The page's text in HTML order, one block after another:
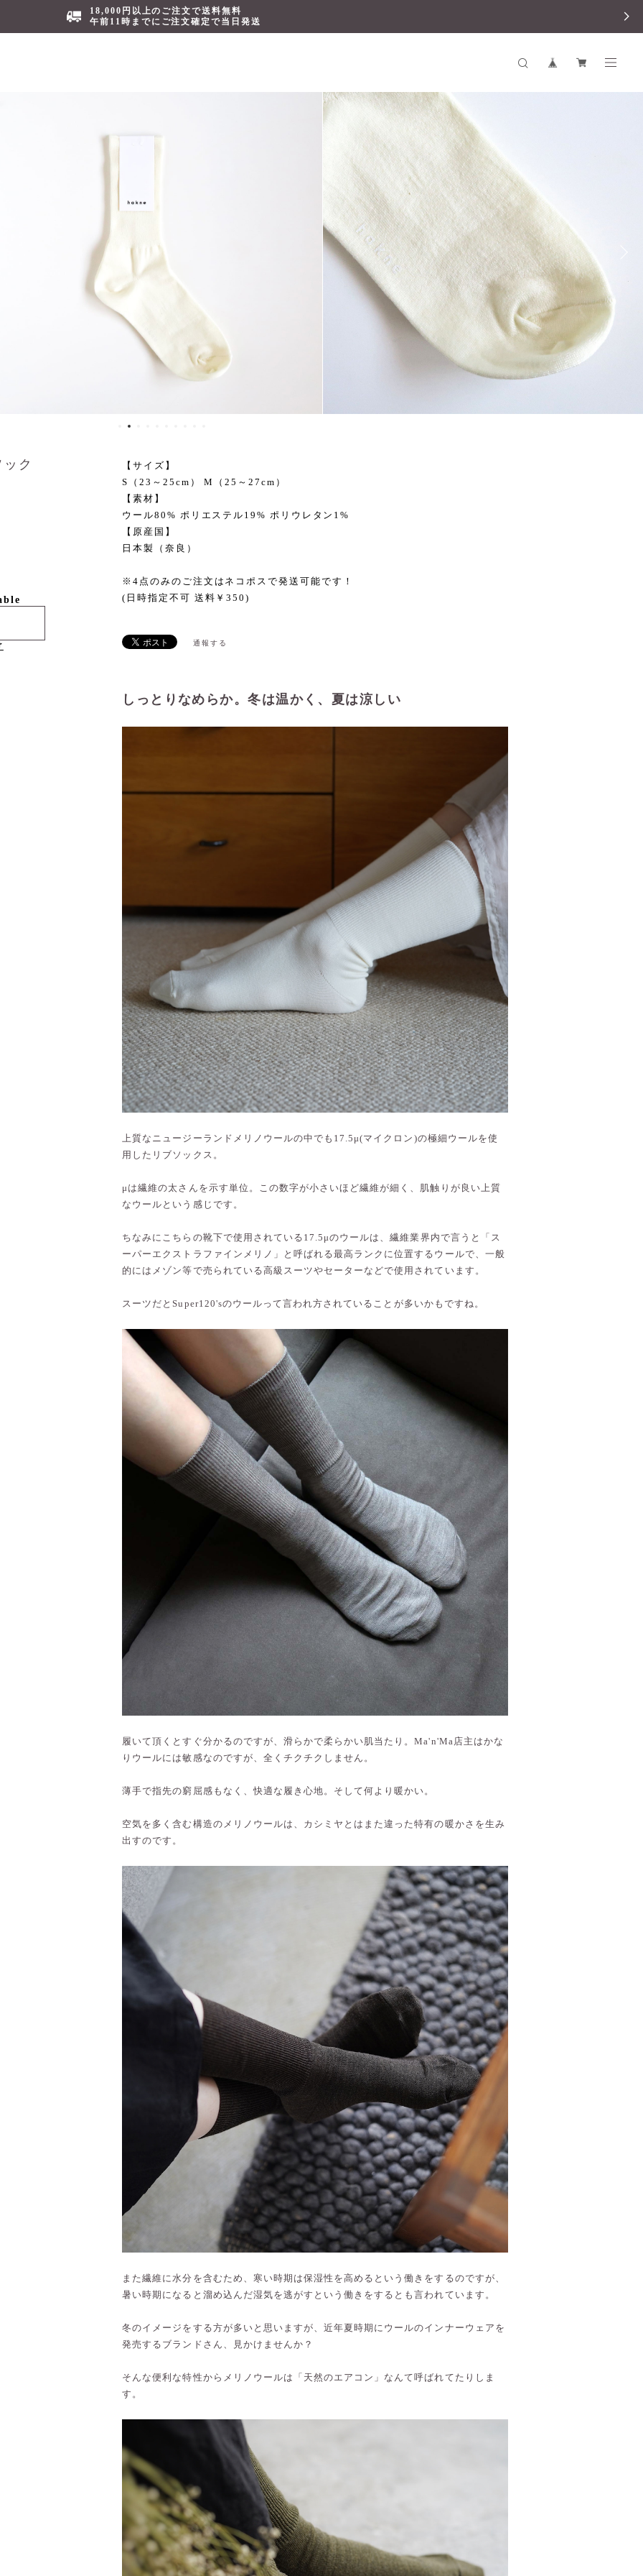
18,000円以上のご注文で送料無料
午前11時までにご注文確定で当日発送
ク
【サイズ】
S（23～25cm） M（25～27cm）
【素材】
ウール80% ポリエステル19% ポリウレタン1%
【原産国】
日本製（奈良）
※4点のみのご注文はネコポスで発送可能です！
(日時指定不可 送料￥350)
通報する
しっとりなめらか。冬は温かく、夏は涼しい
上質なニュージーランドメリノウールの中でも17.5μ(マイクロン)の極細ウールを使
用したリブソックス。
μは繊維の太さんを示す単位。この数字が小さいほど繊維が細く、肌触りが良い上質
なウールという感じです。
ちなみにこちらの靴下で使用されている17.5μのウールは、繊維業界内で言うと「ス
ーパーエクストラファインメリノ」と呼ばれる最高ランクに位置するウールで、一般
的にはメゾン等で売られている高級スーツやセーターなどで使用されています。
スーツだとSuper120'sのウールって言われ方されていることが多いかもですね。
履いて頂くとすぐ分かるのですが、滑らかで柔らかい肌当たり。Ma'n'Ma店主はかな
りウールには敏感なのですが、全くチクチクしません。
薄手で指先の窮屈感もなく、快適な履き心地。そして何より暖かい。
空気を多く含む構造のメリノウールは、カシミヤとはまた違った特有の暖かさを生み
出すのです。
また繊維に水分を含むため、寒い時期は保湿性を高めるという働きをするのですが、
暑い時期になると溜め込んだ湿気を逃がすという働きをするとも言われています。
冬のイメージをする方が多いと思いますが、近年夏時期にウールのインナーウェアを
発売するブランドさん、見かけませんか？
そんな便利な特性からメリノウールは「天然のエアコン」なんて呼ばれてたりしま
す。